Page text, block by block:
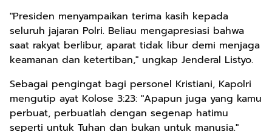
"Presiden menyampaikan terima kasih kepada
seluruh jajaran Polri. Beliau mengapresiasi bahwa
saat rakyat berlibur, aparat tidak libur demi menjaga
keamanan dan ketertiban," ungkap Jenderal Listyo.
Sebagai pengingat bagi personel Kristiani, Kapolri
mengutip ayat Kolose 3:23: "Apapun juga yang kamu
perbuat, perbuatlah dengan segenap hatimu
seperti untuk Tuhan dan bukan untuk manusia."